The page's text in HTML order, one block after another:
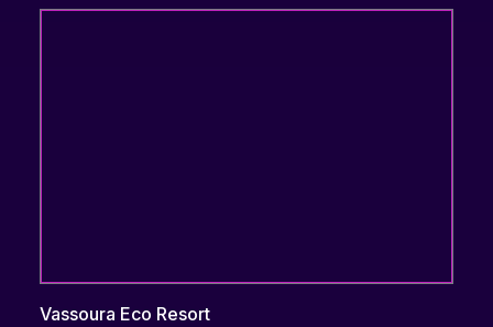
Vassoura Eco Resort